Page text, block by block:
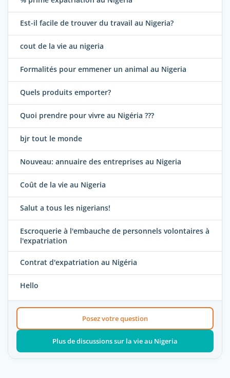
Est-il facile de trouver du travail au Nigeria?
cout de la vie au nigeria
Formalités pour emmener un animal au Nigeria
Quels produits emporter?
Quoi prendre pour vivre au Nigéria ???
bjr tout le monde
Nouveau: annuaire des entreprises au Nigeria
Coût de la vie au Nigeria
Salut a tous les nigerians!
Escroquerie à l'embauche de personnels volontaires à
l'expatriation
Contrat d'expatriation au Nigéria
Hello
Posez votre question
Plus de discussions sur la vie au Nigeria